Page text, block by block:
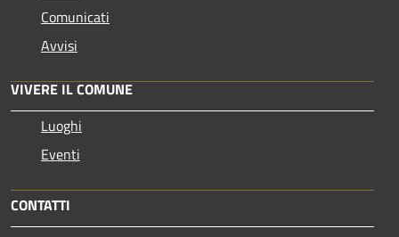
Comunicati
Avvisi
VIVERE IL COMUNE
Luoghi
Eventi
CONTATTI